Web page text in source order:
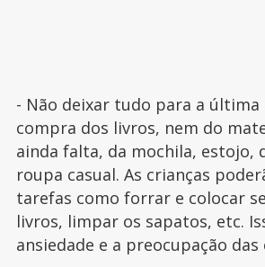
- Não deixar tudo para a última
compra dos livros, nem do
ainda falta, da mochila, estojo,
roupa casual. As crianças
tarefas como forrar e colocar
livros, limpar os sapatos, etc.
ansiedade e a preocupação das